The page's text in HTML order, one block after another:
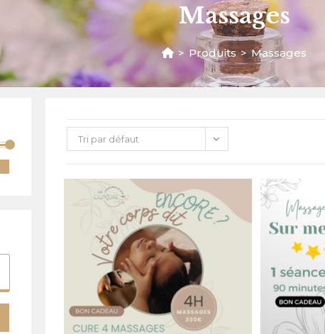
Massages
> Produits > Massages
Tri par défaut